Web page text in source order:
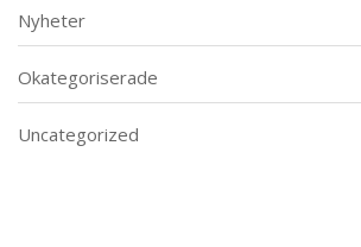
Nyheter
Okategoriserade
Uncategorized